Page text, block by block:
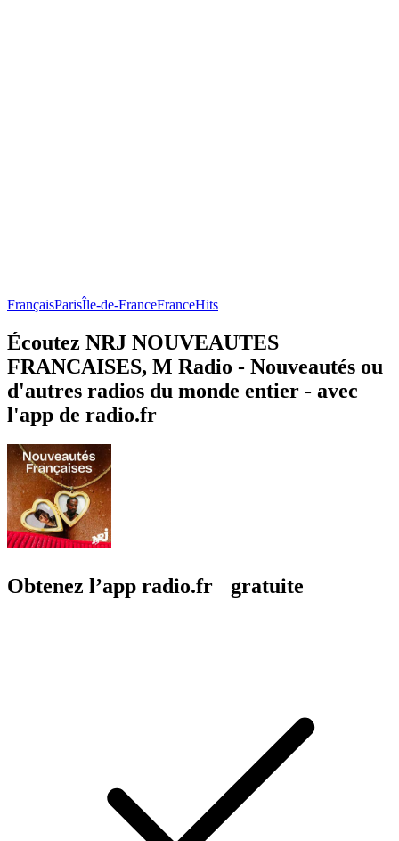
FrançaisParisÎle-de-FranceFranceHits
Écoutez NRJ NOUVEAUTES
FRANCAISES, M Radio - Nouveautés ou
d'autres radios du monde entier - avec
l'app de radio.fr
Obtenez l’app radio.fr gratuite